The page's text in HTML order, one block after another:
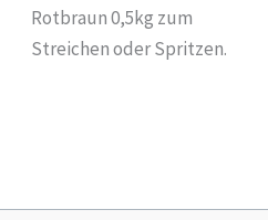
Rotbraun 0,5kg zum
Streichen oder Spritzen.